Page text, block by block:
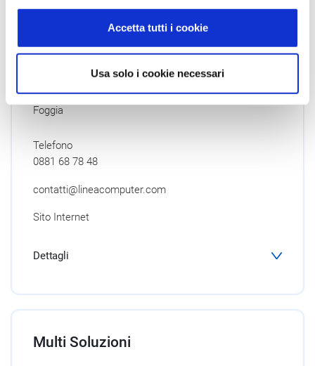
Accetta tutti i cookie
Usa solo i cookie necessari
Via P. Telesforo 31/F
Foggia
Telefono
0881 68 78 48
contatti@lineacomputer.com
Sito Internet
Dettagli
Multi Soluzioni